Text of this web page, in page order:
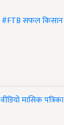
#FTBसफल किसान
वीडियोमासिक पत्रिका